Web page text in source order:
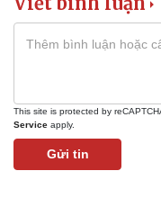
This site is protected by
Service apply.
Gửi tin